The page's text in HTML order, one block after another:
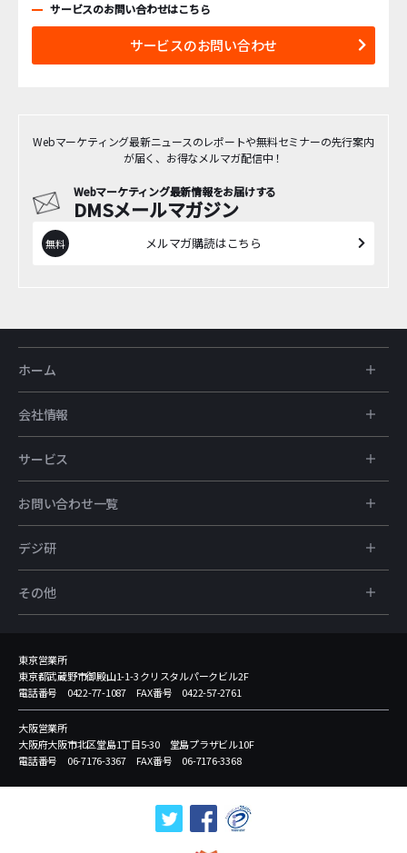
サービスのお問い合わせはこちら
サービスのお問い合わせ
Webマーケティング最新ニュースのレポートや無料セミナーの先行案内
が届く、お得なメルマガ配信中！
Webマーケティング最新情報をお届けする
DMSメールマガジン
メルマガ購読はこちら
ホーム
会社情報
サービス
お問い合わせ一覧
デジ研
その他
東京営業所
東京都武蔵野市御殿山1-1-3 クリスタルパークビル2F
電話番号 0422-77-1087 FAX番号 0422-57-2761
大阪営業所
大阪府大阪市北区堂島1丁目5-30 堂島プラザビル10F
電話番号 06-7176-3367 FAX番号 06-7176-3368